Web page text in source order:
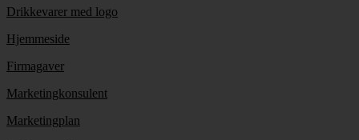
Drikkevarer med logo
Hjemmeside
Firmagaver
Marketingkonsulent
Marketingplan